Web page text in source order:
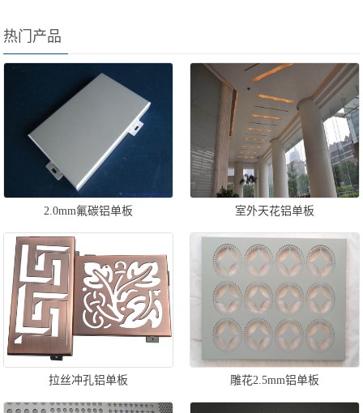
热门产品
2.0mm氟碳铝单板 室外天花铝单板
拉丝冲孔铝单板 雕花2.5mm铝单板